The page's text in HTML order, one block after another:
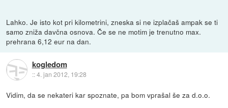
Lahko. Je isto kot pri kilometrini, zneska si ne izplačaš ampak se ti
samo zniža davčna osnova. Če se ne motim je trenutno max.
prehrana 6,12 eur na dan.
kogledom
::4. jan 2012, 19:28
Vidim, da se nekateri kar spoznate, pa bom vprašal še za d.o.o.